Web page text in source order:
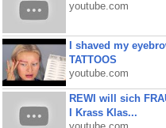
youtube.com
I shaved my
TATTOOS
youtube.com
REWI will sich
I Krass Klas...